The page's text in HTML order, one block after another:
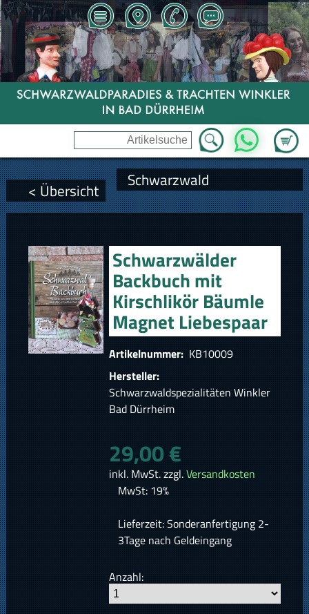
Zum
WhatsApp
< Übersicht Schwarzwald
Schwarzwälder
Backbuch mit
Kirschlikör Bäumle
Magnet Liebespaar
Artikelnummer: KB10009
Hersteller:
Schwarzwaldspezialitäten Winkler
Bad Dürrheim
29,00 €
inkl. MwSt. zzgl.Versandkosten
MwSt: 19%
Lieferzeit: Sonderanfertigung 2-
3Tage nach Geldeingang
Anzahl: